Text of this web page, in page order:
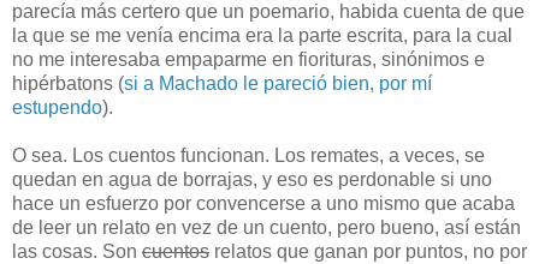
parecía más certero que un poemario, habida cuenta de que
la que se me venía encima era la parte escrita, para la cual
no me interesaba empaparme en fiorituras, sinónimos e
hipérbatons (si a Machado le pareció bien, por mí
estupendo).
O sea. Los cuentos funcionan. Los remates, a veces, se
quedan en agua de borrajas, y eso es perdonable si uno
hace un esfuerzo por convencerse a uno mismo que acaba
de leer un relato en vez de un cuento, pero bueno, así están
las cosas. Son cuentos relatos que ganan por puntos, no por